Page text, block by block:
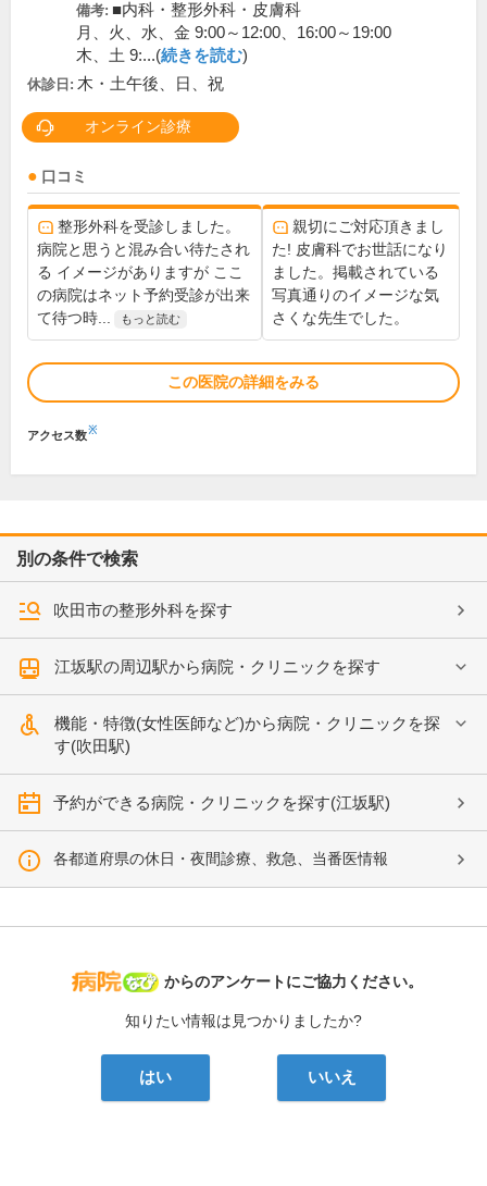
備考: ■内科・整形外科・皮膚科
月、火、水、金 9:00～12:00、16:00～19:00
木、土 9:...(続きを読む)
休診日: 木・土午後、日、祝
オンライン診療
口コミ
整形外科を受診しました。
病院と思うと混み合い待たされ
る イメージがありますが ここ
の病院はネット予約受診が出来
て待つ時...
もっと読む
親切にご対応頂きまし
た! 皮膚科でお世話になり
ました。掲載されている
写真通りのイメージな気
さくな先生でした。
この医院の詳細をみる
アクセス数※
別の条件で検索
吹田市の整形外科を探す
江坂駅の周辺駅から病院・クリニックを探す
機能・特徴(女性医師など)から病院・クリニックを探
す(吹田駅)
予約ができる病院・クリニックを探す(江坂駅)
各都道府県の休日・夜間診療、救急、当番医情報
病院なび
からのアンケートにご協力ください。
知りたい情報は見つかりましたか?
はい いいえ